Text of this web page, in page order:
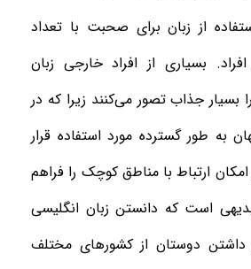
از زبان برای صحبت با تعداد
بسیاری از افراد خارجی زبان
بسیار جذاب تصور می‌کنند زیرا که در
به طور گسترده مورد استفاده قرار
ارتباط با مناطق کوچک را فراهم
است که دانستن زبان انگلیسی
داشتن دوستان از کشورهای مختلف